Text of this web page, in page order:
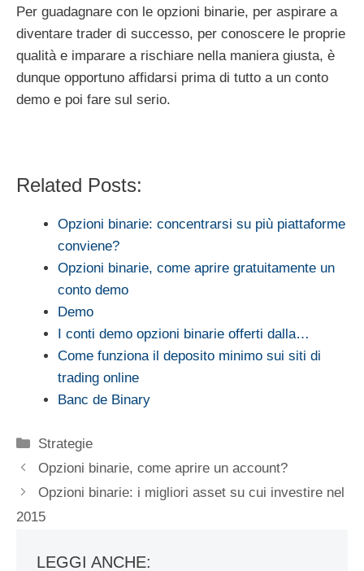
Per guadagnare con le opzioni binarie, per aspirare a
diventare trader di successo, per conoscere le proprie
qualità e imparare a rischiare nella maniera giusta, è
dunque opportuno affidarsi prima di tutto a un conto
demo e poi fare sul serio.
Related Posts:
Opzioni binarie: concentrarsi su più piattaforme
conviene?
Opzioni binarie, come aprire gratuitamente un
conto demo
Demo
I conti demo opzioni binarie offerti dalla…
Come funziona il deposito minimo sui siti di
trading online
Banc de Binary
Categorie
Strategie
Opzioni binarie, come aprire un account?
Opzioni binarie: i migliori asset su cui investire nel
2015
LEGGI ANCHE: